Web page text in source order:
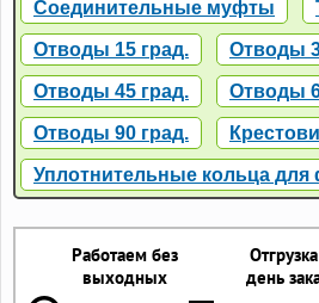
Соединительные муфты
Отводы 15 град. Отводы
Отводы 45 град. Отводы
Отводы 90 град.
Уплотнительные кольца для
Работаем без
выходных
день